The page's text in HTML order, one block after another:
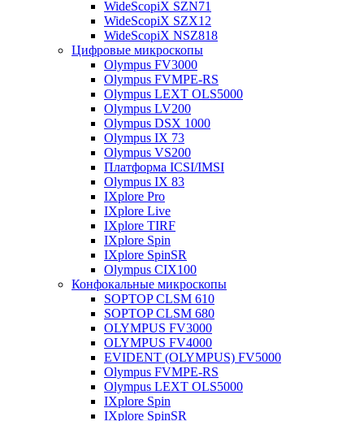
WideScopiX SZN71
WideScopiX SZX12
WideScopiX NSZ818
Цифровые микроскопы
Olympus FV3000
Olympus FVMPE-RS
Olympus LEXT OLS5000
Olympus LV200
Olympus DSX 1000
Olympus IX 73
Olympus VS200
Платформа ICSI/IMSI
Olympus IX 83
IXplore Pro
IXplore Live
IXplore TIRF
IXplore Spin
IXplore SpinSR
Olympus CIX100
Конфокальные микроскопы
SOPTOP CLSM 610
SOPTOP CLSM 680
OLYMPUS FV3000
OLYMPUS FV4000
EVIDENT (OLYMPUS) FV5000
Olympus FVMPE-RS
Olympus LEXT OLS5000
IXplore Spin
IXplore SpinSR